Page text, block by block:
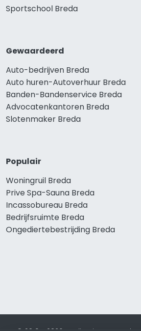
Sportschool Breda
Gewaardeerd
Auto-bedrijven Breda
Auto huren-Autoverhuur Breda
Banden-Bandenservice Breda
Advocatenkantoren Breda
Slotenmaker Breda
Populair
Woningruil Breda
Prive Spa-Sauna Breda
Incassobureau Breda
Bedrijfsruimte Breda
Ongediertebestrijding Breda